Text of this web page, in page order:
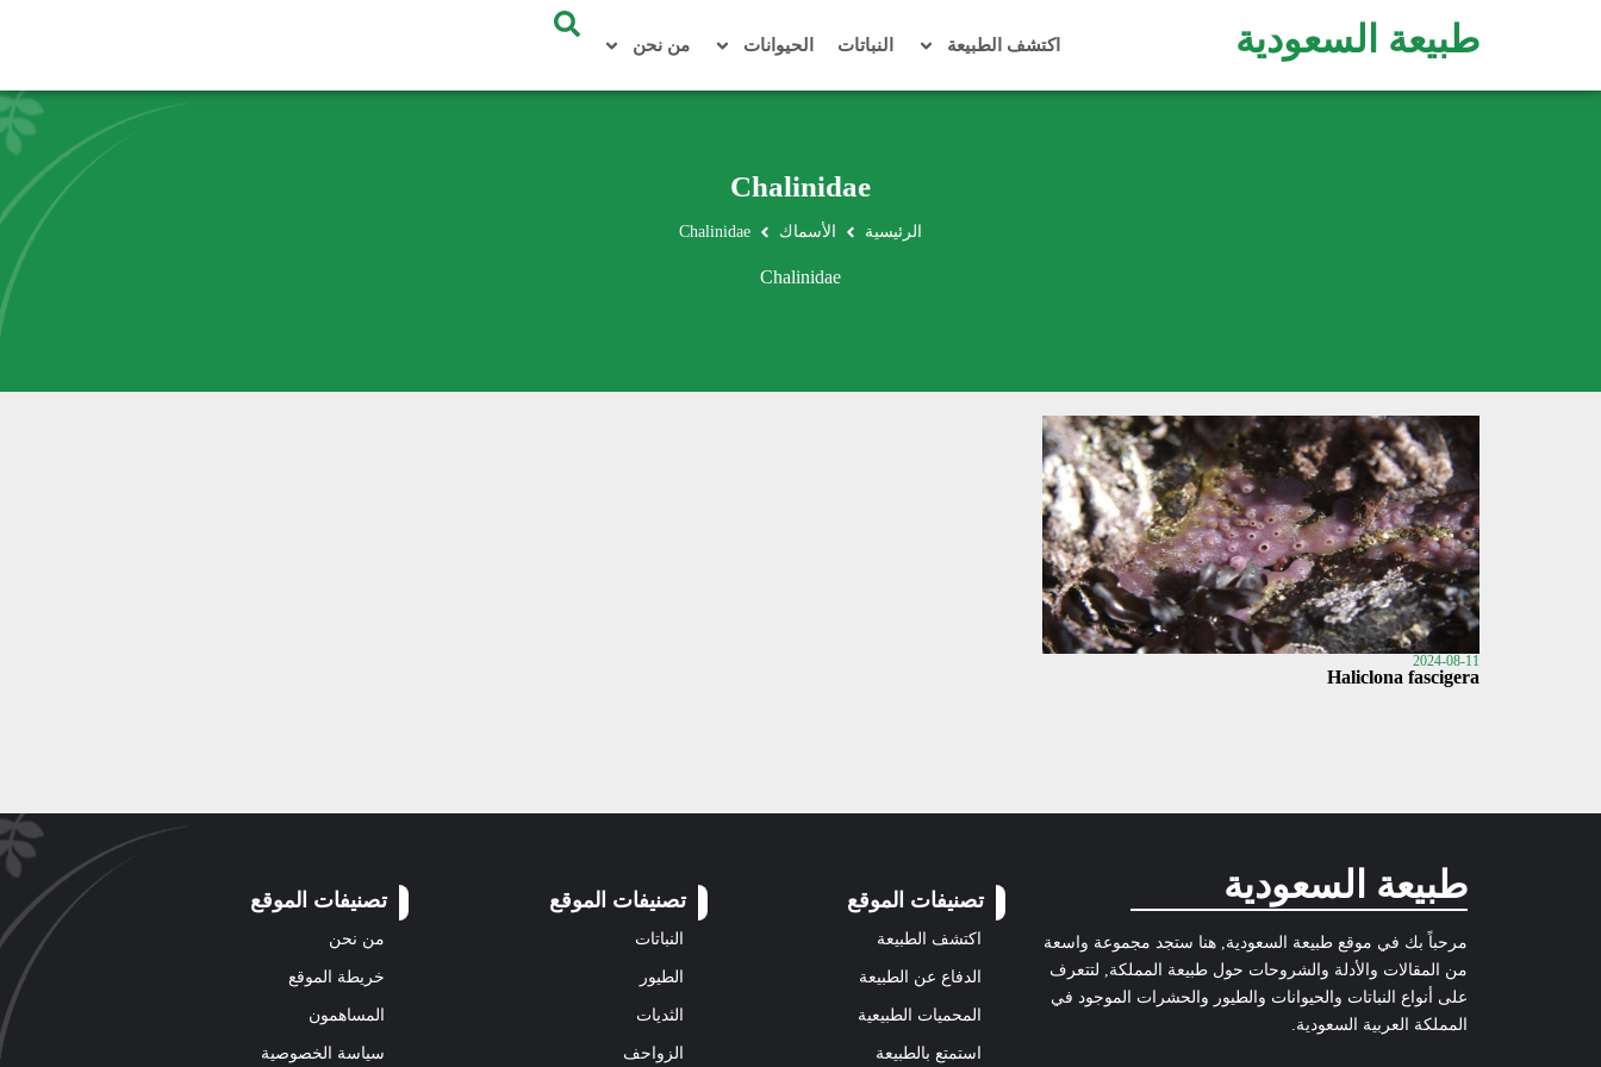
طبيعة السعودية اكتشف الطبيعة النباتات الحيوانات من نحن
Chalinidae
الرئيسية الأسماك Chalinidae
Chalinidae
2024-08-11
Haliclona fascigera
طبيعة السعودية
مرحباً بك في موقع طبيعة السعودية, هنا ستجد مجموعة واسعة
من المقالات والأدلة والشروحات حول طبيعة المملكة, لتتعرف
على أنواع النباتات والحيوانات والطيور والحشرات الموجود في
المملكة العربية السعودية.
تصنيفات الموقع
اكتشف الطبيعة
الدفاع عن الطبيعة
المحميات الطبيعية
استمتع بالطبيعة
تصنيفات الموقع
النباتات
الطيور
الثديات
الزواحف
تصنيفات الموقع
من نحن
خريطة الموقع
المساهمون
سياسة الخصوصية